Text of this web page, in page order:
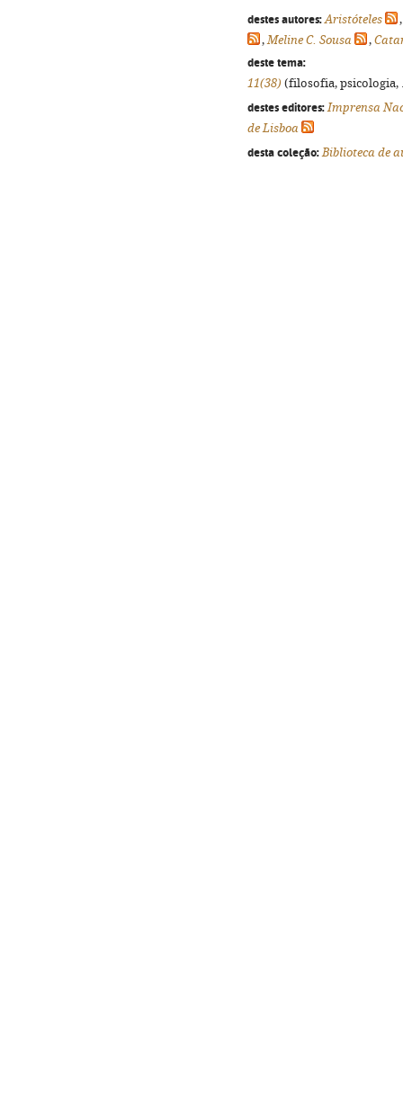
destes autores: Aristóteles
,Meline C. Sousa ,
deste tema:
11(38) (filosofia, psicologia,
destes editores: Imprensa
de Lisboa
desta coleção: Biblioteca de